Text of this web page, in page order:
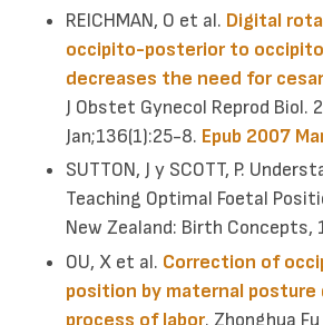
REICHMAN, O et al. Digital
occipito-posterior to
decreases the need for
J Obstet Gynecol Reprod Biol.
Jan;136(1):25-8. Epub 2007
SUTTON, J y SCOTT, P.
Teaching Optimal Foetal
New Zealand: Birth Concepts,
OU, X et al. Correction of
position by maternal posture
process of labor. Zhonghua